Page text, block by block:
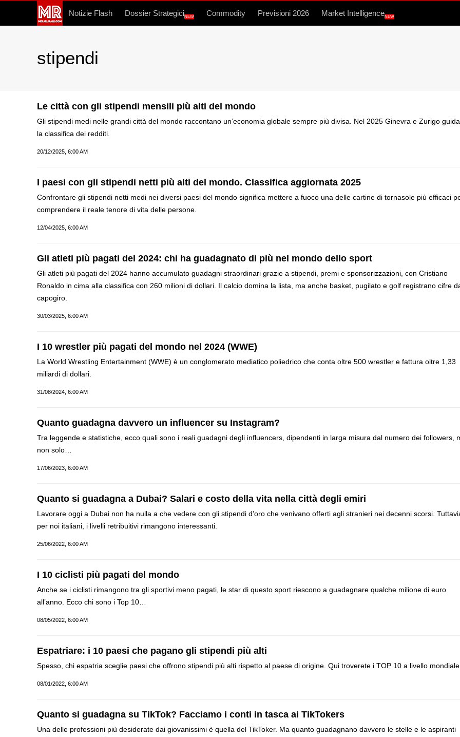
Notizie Flash Dossier StrategiciNEW Commodity Previsioni 2026 Market IntelligenceNEW
stipendi
Le città con gli stipendi mensili più alti del mondo
Gli stipendi medi nelle grandi città del mondo raccontano un’economia globale sempre più divisa. Nel 2025 Ginevra e Zurigo
la classifica dei redditi.
20/12/2025, 6:00 AM
I paesi con gli stipendi netti più alti del mondo. Classifica aggiornata 2025
Confrontare gli stipendi netti medi nei diversi paesi del mondo significa mettere a fuoco una delle cartine di tornasole più efficaci
comprendere il reale tenore di vita delle persone.
12/04/2025, 6:00 AM
Gli atleti più pagati del 2024: chi ha guadagnato di più nel mondo dello sport
Gli atleti più pagati del 2024 hanno accumulato guadagni straordinari grazie a stipendi, premi e sponsorizzazioni, con Cristiano
Ronaldo in cima alla classifica con 260 milioni di dollari. Il calcio domina la lista, ma anche basket, pugilato e golf registrano cifre
capogiro.
30/03/2025, 6:00 AM
I 10 wrestler più pagati del mondo nel 2024 (WWE)
La World Wrestling Entertainment (WWE) è un conglomerato mediatico poliedrico che conta oltre 500 wrestler e fattura oltre 1,33
miliardi di dollari.
31/08/2024, 6:00 AM
Quanto guadagna davvero un influencer su Instagram?
Tra leggende e statistiche, ecco quali sono i reali guadagni degli influencers, dipendenti in larga misura dal numero dei followers,
non solo…
17/06/2023, 6:00 AM
Quanto si guadagna a Dubai? Salari e costo della vita nella città degli emiri
Lavorare oggi a Dubai non ha nulla a che vedere con gli stipendi d’oro che venivano offerti agli stranieri nei decenni scorsi.
per noi italiani, i livelli retribuitivi rimangono interessanti.
25/06/2022, 6:00 AM
I 10 ciclisti più pagati del mondo
Anche se i ciclisti rimangono tra gli sportivi meno pagati, le star di questo sport riescono a guadagnare qualche milione di euro
all’anno. Ecco chi sono i Top 10…
08/05/2022, 6:00 AM
Espatriare: i 10 paesi che pagano gli stipendi più alti
Spesso, chi espatria sceglie paesi che offrono stipendi più alti rispetto al paese di origine. Qui troverete i TOP 10 a livello
08/01/2022, 6:00 AM
Quanto si guadagna su TikTok? Facciamo i conti in tasca ai TikTokers
Una delle professioni più desiderate dai giovanissimi è quella del TikToker. Ma quanto guadagnano davvero le stelle e le aspiranti